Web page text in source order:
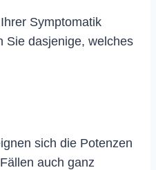
Symptomatik
Sie dasjenige, welches
sich die Potenzen
auch ganz